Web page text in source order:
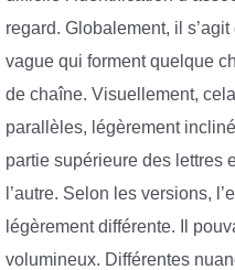
regard. Globalement, il
vague qui forment quelque
de chaîne. Visuellement,
parallèles, légèrement
partie supérieure des lettres
l’autre. Selon les versions,
légèrement différente. Il
volumineux. Différentes